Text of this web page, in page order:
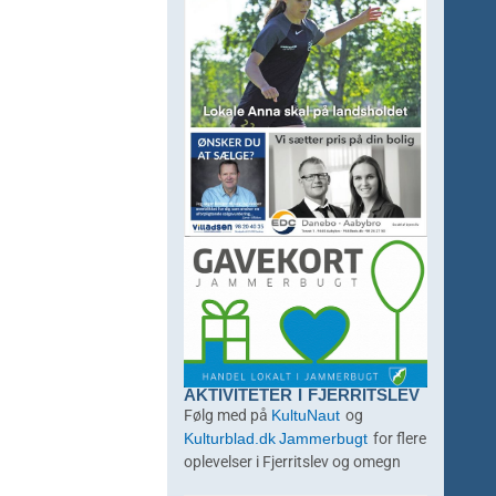
AKTIVITETER I FJERRITSLEV
Følg med på KultuNaut og
Kulturblad.dkJammerbugt for flere
oplevelser i Fjerritslev og omegn